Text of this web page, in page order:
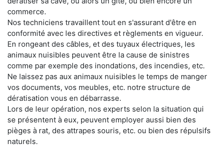
commerce.
Nos techniciens travaillent tout en s'assurant d'être en
conformité avec les directives et règlements en vigueur.
En rongeant des câbles, et des tuyaux électriques, les
animaux nuisibles peuvent être la cause de sinistres
comme par exemple des inondations, des incendies, etc.
Ne laissez pas aux animaux nuisibles le temps de manger
vos documents, vos meubles, etc. notre structure de
dératisation vous en débarrasse.
Lors de leur opération, nos experts selon la situation qui
se présentent à eux, peuvent employer aussi bien des
pièges à rat, des attrapes souris, etc. ou bien des répulsifs
naturels.